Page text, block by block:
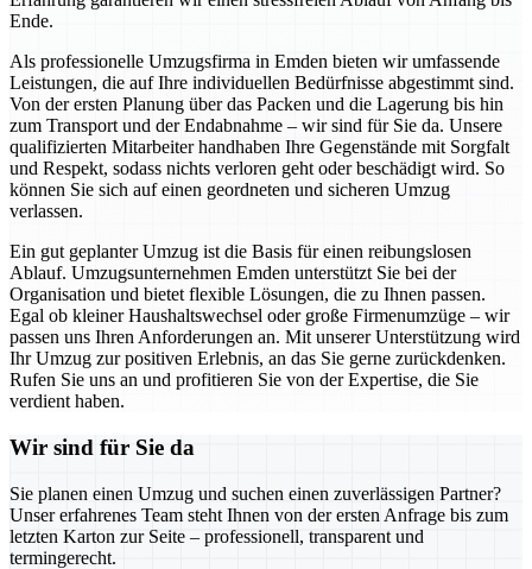
Ende.
Als professionelle Umzugsfirma in Emden bieten wir umfassende
Leistungen, die auf Ihre individuellen Bedürfnisse abgestimmt sind.
Von der ersten Planung über das Packen und die Lagerung bis hin
zum Transport und der Endabnahme – wir sind für Sie da. Unsere
qualifizierten Mitarbeiter handhaben Ihre Gegenstände mit Sorgfalt
und Respekt, sodass nichts verloren geht oder beschädigt wird. So
können Sie sich auf einen geordneten und sicheren Umzug
verlassen.
Ein gut geplanter Umzug ist die Basis für einen reibungslosen
Ablauf. Umzugsunternehmen Emden unterstützt Sie bei der
Organisation und bietet flexible Lösungen, die zu Ihnen passen.
Egal ob kleiner Haushaltswechsel oder große Firmenumzüge – wir
passen uns Ihren Anforderungen an. Mit unserer Unterstützung wird
Ihr Umzug zur positiven Erlebnis, an das Sie gerne zurückdenken.
Rufen Sie uns an und profitieren Sie von der Expertise, die Sie
verdient haben.
Wir sind für Sie da
Sie planen einen Umzug und suchen einen zuverlässigen Partner?
Unser erfahrenes Team steht Ihnen von der ersten Anfrage bis zum
letzten Karton zur Seite – professionell, transparent und
termingerecht.